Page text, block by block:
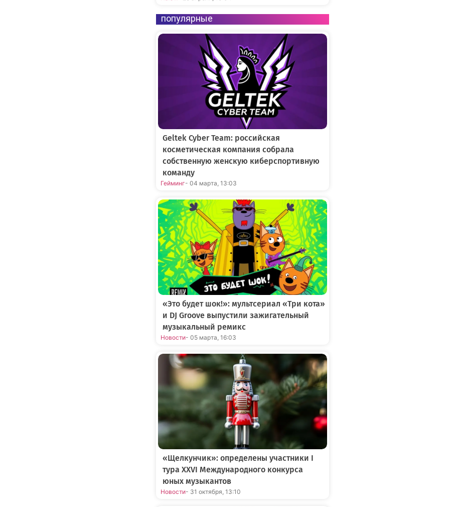
популярные
Geltek Cyber Team: российская
косметическая компания собрала
собственную женскую киберспортивную
команду
Гейминг- 04 марта, 13:03
«Это будет шок!»: мультсериал «Три кота»
и DJ Groove выпустили зажигательный
музыкальный ремикс
Новости- 05 марта, 16:03
«Щелкунчик»: определены участники I
тура XXVI Международного конкурса
юных музыкантов
Новости- 31 октября, 13:10